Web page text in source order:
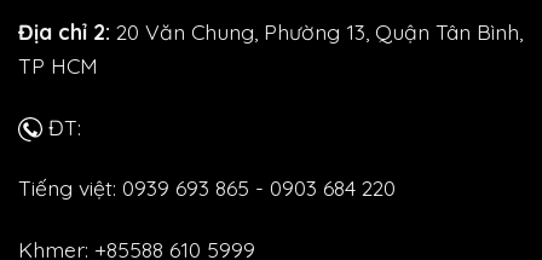
Địa chỉ 2: 20 Văn Chung, Phường 13, Quận Tân Bình,
TP HCM
ĐT:
Tiếng việt: 0939 693 865 - 0903 684 220
Khmer: +85588 610 5999